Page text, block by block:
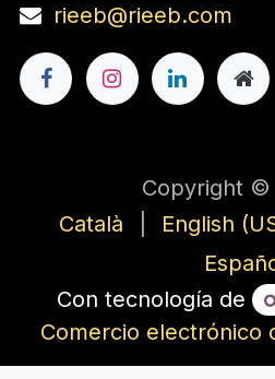
rieeb@rieeb.com
Copyright ©
Català
English
Con tecnología de
Comercio electrónico